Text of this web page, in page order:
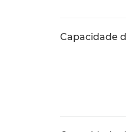
Capacidade